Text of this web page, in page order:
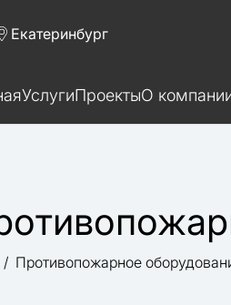
Екатеринбург
УслугиПроектыО
Противопожарное